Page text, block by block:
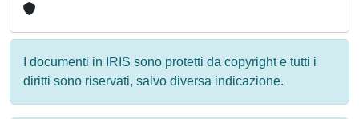
I documenti in IRIS sono protetti da copyright e tutti i
diritti sono riservati, salvo diversa indicazione.